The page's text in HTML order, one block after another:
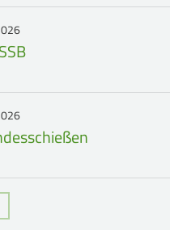
BREITENSPORT
Para-Schießsport